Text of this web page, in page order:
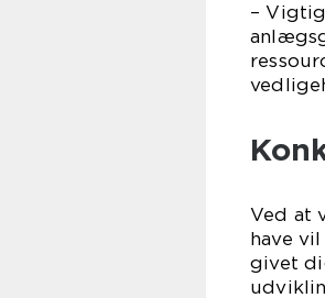
–
Ved at
have
givet